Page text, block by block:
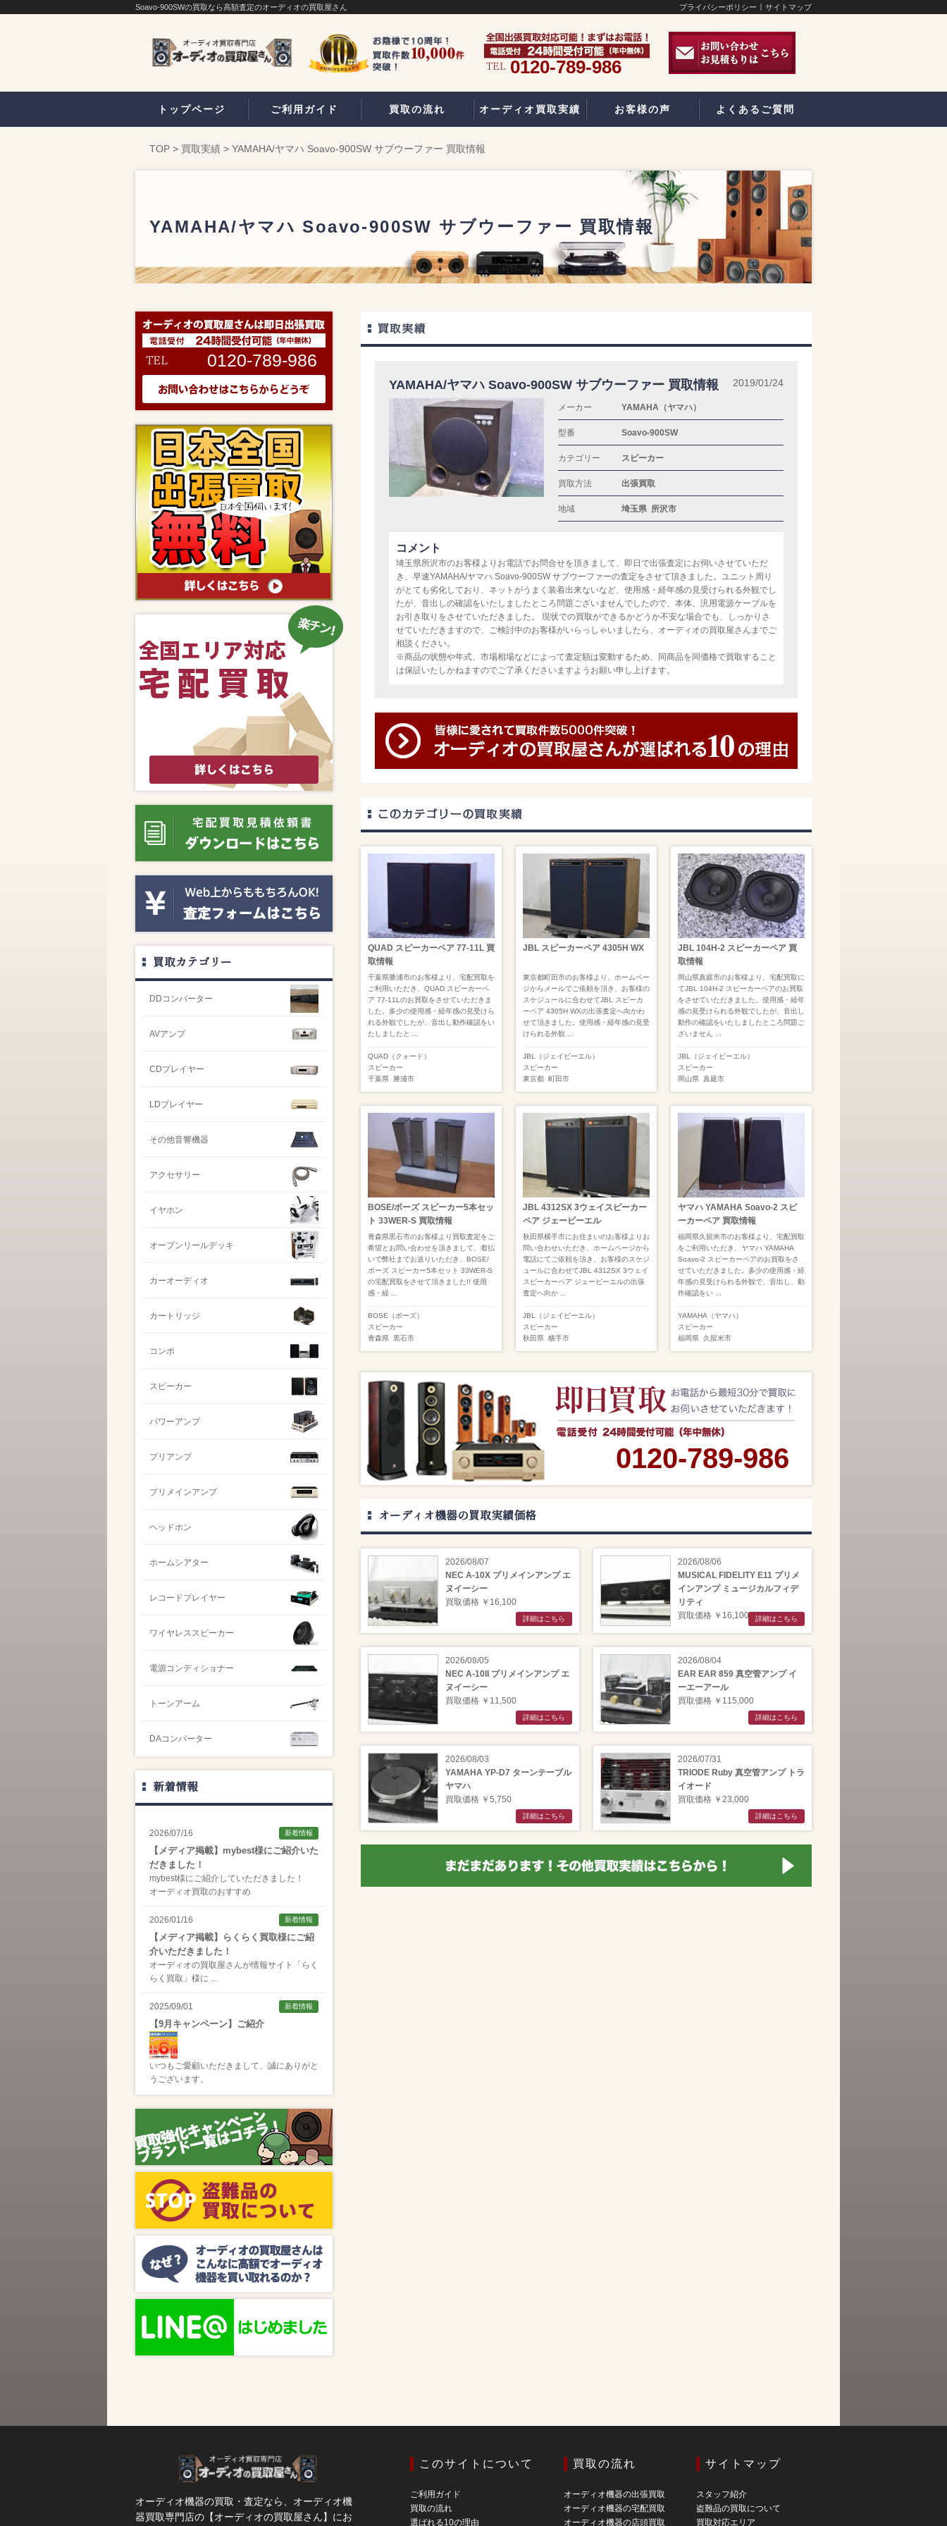
Soavo-900SWの買取なら高額査定のオーディオの買取屋さん プライバシーポリシー サイトマップ
0120-789-986
トップページ ご利用ガイド 買取の流れ オーディオ買取実績 お客様の声 よくあるご質問
TOP > 買取実績 > YAMAHA/ヤマハ Soavo-900SW サブウーファー 買取情報
YAMAHA/ヤマハ Soavo-900SW サブウーファー 買取情報
YAMAHA/ヤマハ Soavo-900SW サブウーファー 買取情報 2019/01/24
メーカー YAMAHA（ヤマハ）
型番 Soavo-900SW
カテゴリー スピーカー
買取方法 出張買取
地域 埼玉県 所沢市
コメント
埼玉県所沢市のお客様よりお電話でお問合せを頂きまして、即日で出張査定にお伺いさせていただ
き、早速YAMAHA/ヤマハ Soavo-900SW サブウーファーの査定をさせて頂きました。ユニット周り
がとても劣化しており、ネットがうまく装着出来ないなど、使用感・経年感の見受けられる外観でし
たが、音出しの確認をいたしましたところ問題ございませんでしたので、本体、汎用電源ケーブルを
お引き取りをさせていただきました。 現状での買取ができるかどうか不安な場合でも、しっかりさ
せていただきますので、ご検討中のお客様がいらっしゃいましたら、オーディオの買取屋さんまでご
相談ください。
※商品の状態や年式、市場相場などによって査定額は変動するため、同商品を同価格で買取すること
は保証いたしかねますのでご了承くださいますようお願い申し上げます。
QUAD スピーカーペア 77-11L 買
取情報
千葉県勝浦市のお客様より、宅配買取を
ご利用いただき、QUAD スピーカーペ
ア 77-11Lのお買取をさせていただきま
した。多少の使用感・経年感の見受けら
れる外観でしたが、音出し動作確認をい
たしましたと ...
QUAD（クォード）
スピーカー
千葉県
勝浦市
JBL スピーカーペア 4305H WX
東京都町田市のお客様より、ホームペー
ジからメールでご依頼を頂き、お客様の
スケジュールに合わせてJBL スピーカ
ーペア 4305H WXの出張査定へ向かわ
せて頂きました。使用感・経年感の見受
けられる外観 ...
JBL（ジェイビーエル）
スピーカー
東京都 町田市
JBL 104H-2 スピーカーペア 買
取情報
岡山県真庭市のお客様より、宅配買取に
てJBL 104H-2 スピーカーペアのお買取
をさせていただきました。使用感・経年
感の見受けられる外観でしたが、音出し
動作の確認をいたしましたところ問題ご
ざいません ...
JBL（ジェイビーエル）
スピーカー
岡山県
真庭市
BOSE/ボーズ スピーカー5本セッ
ト 33WER-S 買取情報
青森県黒石市のお客様より買取査定をご
希望とお問い合わせを頂きまして、着払
いで弊社までお送りいただき、BOSE/
ボーズ スピーカー5本セット 33WER-S
の宅配買取をさせて頂きました!! 使用
感・経 ...
BOSE（ボーズ）
スピーカー
青森県 黒石市
JBL 4312SX 3ウェイスピーカー
ペア ジェービーエル
秋田県横手市にお住まいのお客様よりお
問い合わせいただき、ホームページから
電話にてご依頼を頂き、お客様のスケジ
ュールに合わせてJBL 4312SX 3ウェイ
スピーカーペア ジェービーエルの出張
査定へ向か ...
JBL（ジェイビーエル）
スピーカー
秋田県 横手市
ヤマハ YAMAHA Soavo-2 スピ
ーカーペア 買取情報
福岡県久留米市のお客様より、宅配買取
をご利用いただき、ヤマハ YAMAHA
Soavo-2 スピーカーペアのお買取をさ
せていただきました。多少の使用感・経
年感の見受けられる外観で、音出し、動
作確認をい ...
YAMAHA（ヤマハ）
スピーカー
福岡県 久留米市
0120-789-986
オーディオ機器の買取実績価格
2026/08/07
NEC A-10X プリメインアンプ エ
ヌイーシー
買取価格 ￥16,100
詳細はこちら
2026/08/06
MUSICAL FIDELITY E11 プリメ
インアンプ ミュージカルフィデ
リティ
買取価格 ￥16,100
詳細はこちら
2026/08/05
NEC A-10II プリメインアンプ エ
ヌイーシー
買取価格 ￥11,500
詳細はこちら
2026/08/04
EAR EAR 859 真空管アンプ イ
ーエーアール
買取価格 ￥115,000
詳細はこちら
2026/08/03
YAMAHA YP-D7 ターンテーブル
ヤマハ
買取価格 ￥5,750
詳細はこちら
2026/07/31
TRIODE Ruby 真空管アンプ トラ
イオード
買取価格 ￥23,000
詳細はこちら
0120-789-986
買取カテゴリー
DDコンバーター
AVアンプ
CDプレイヤー
LDプレイヤー
その他音響機器
アクセサリー
イヤホン
オープンリールデッキ
カーオーディオ
カートリッジ
コンポ
スピーカー
パワーアンプ
プリアンプ
プリメインアンプ
ヘッドホン
ホームシアター
レコードプレイヤー
ワイヤレススピーカー
電源コンディショナー
トーンアーム
DAコンバーター
新着情報
2026/07/16 新着情報
【メディア掲載】mybest様にご紹介いた
だきました！
mybest様にご紹介していただきました！
オーディオ買取のおすすめ
2026/01/16 新着情報
【メディア掲載】らくらく買取様にご紹
介いただきました！
オーディオの買取屋さんが情報サイト「 らく
らく買取 」様に ...
2025/09/01 新着情報
【9月キャンペーン】ご紹介
いつもご愛顧いただきまして、誠にありがと
うございます。
2025/08/01新着情報
【8月キャンペーン】ご紹介
いつもご愛顧いただきまして、誠にありがと
うございます。
2024/10/04新着情報
【ラジオ番組放送のお知らせ】
この度、全国コミュニティFM番組配信サー
ビス『MUSIC BIRD』様より、ラジオ番組
『オーディオの買取屋さん presents ジャズ
SPタイム』が放送されます。 かつての人気
番組が ...
オーディオ機器の買取・査定なら、オーディオ機
器買取専門店の【オーディオの買取屋さん】にお
このサイトについて
ご利用ガイド
買取の流れ
選ばれる10の理由
買取の流れ
オーディオ機器の出張買取
オーディオ機器の宅配買取
オーディオ機器の店頭買取
サイトマップ
スタッフ紹介
盗難品の買取について
買取対応エリア